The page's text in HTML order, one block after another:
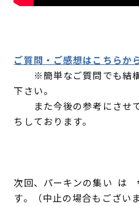
ご質問・ご感想はこちらか
※簡単なご質問でも結構
下さい。
また今後の参考にさせ
ちしております。
次回、パーキンの集い は
す。（中止の場合もございま